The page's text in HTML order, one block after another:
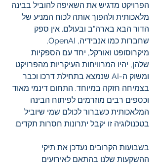
הפרויקט מדגיש את השאיפה להוביל בבינה
מלאכותית ולהפוך אותה לכוח המניע של
הדור הבא בארה"ב ובעולם. אין ספק
שחברות כמו אנבידיה, OpenAI,
מיקרוסופט ואורקל, יחד עם הספקיות
שלהן, יהיו המרוויחות העיקריות מהפרויקט
ומשוק ה-AI שנמצא בתחילת דרכו וכבר
בצמיחה חזקה במיוחד. התחום דינמי מאוד
וכספים רבים מוזרמים לפיתוח הבינה
המלאכותית כשברור לכולם שמי שיוביל
בטכנולוגיה זו יקבל יתרונות חסרות תקדים.
בשבועות הקרובים נעדכן את תיקי
ההשקעות שלנו בהתאם לאירועים